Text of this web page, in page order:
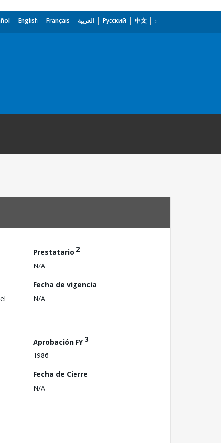
English Français العربية Русский 中文
Prestatario 2
N/A
Fecha de vigencia
N/A
Aprobación FY3
1986
Fecha de Cierre
N/A